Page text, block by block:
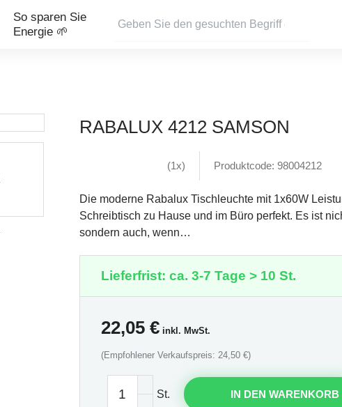
So sparen Sie
Energie 🌱
RABALUX 4212 SAMSON
(1x) Produktcode: 98004212
Die moderne Rabalux Tischleuchte mit 1x60W
Schreibtisch zu Hause und im Büro perfekt. Es ist
sondern auch, wenn…
Lieferfrist: ca. 3-7 Tage > 10 St.
22,05€inkl. MwSt.
(Empfohlener Verkaufspreis: 24,50 €)
St. IN DEN WARENKORB